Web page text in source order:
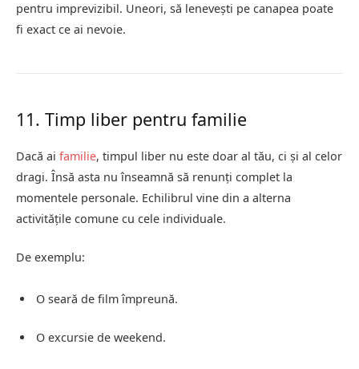
pentru imprevizibil. Uneori, să lenevești pe canapea poate
fi exact ce ai nevoie.
11. Timp liber pentru familie
Dacă ai familie, timpul liber nu este doar al tău, ci și al celor
dragi. Însă asta nu înseamnă să renunți complet la
momentele personale. Echilibrul vine din a alterna
activitățile comune cu cele individuale.
De exemplu:
O seară de film împreună.
O excursie de weekend.